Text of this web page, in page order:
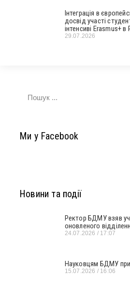
Інтеграція в
досвід участі
інтенсиві Erasmus+ в
29.07.2026
Ми у Facebook
Новини та події
Ректор БДМУ взяв
оновленого
24.07.2026 17:07
Науковцям БДМУ
15.07.2026 16:06